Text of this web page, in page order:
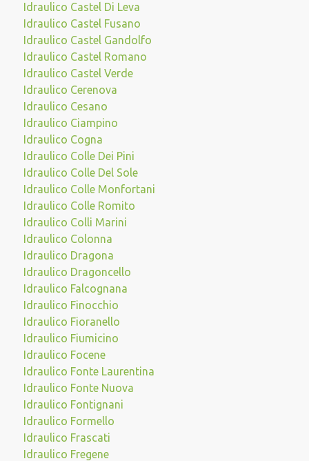
Idraulico Castel Di Leva
Idraulico Castel Fusano
Idraulico Castel Gandolfo
Idraulico Castel Romano
Idraulico Castel Verde
Idraulico Cerenova
Idraulico Cesano
Idraulico Ciampino
Idraulico Cogna
Idraulico Colle Dei Pini
Idraulico Colle Del Sole
Idraulico Colle Monfortani
Idraulico Colle Romito
Idraulico Colli Marini
Idraulico Colonna
Idraulico Dragona
Idraulico Dragoncello
Idraulico Falcognana
Idraulico Finocchio
Idraulico Fioranello
Idraulico Fiumicino
Idraulico Focene
Idraulico Fonte Laurentina
Idraulico Fonte Nuova
Idraulico Fontignani
Idraulico Formello
Idraulico Frascati
Idraulico Fregene